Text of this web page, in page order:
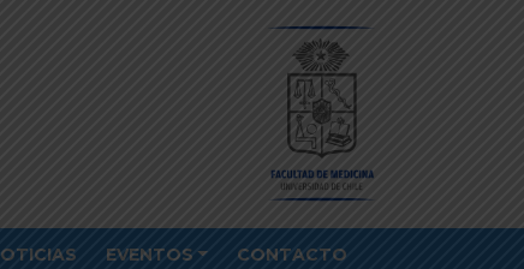
EVENTOS CONTACTO